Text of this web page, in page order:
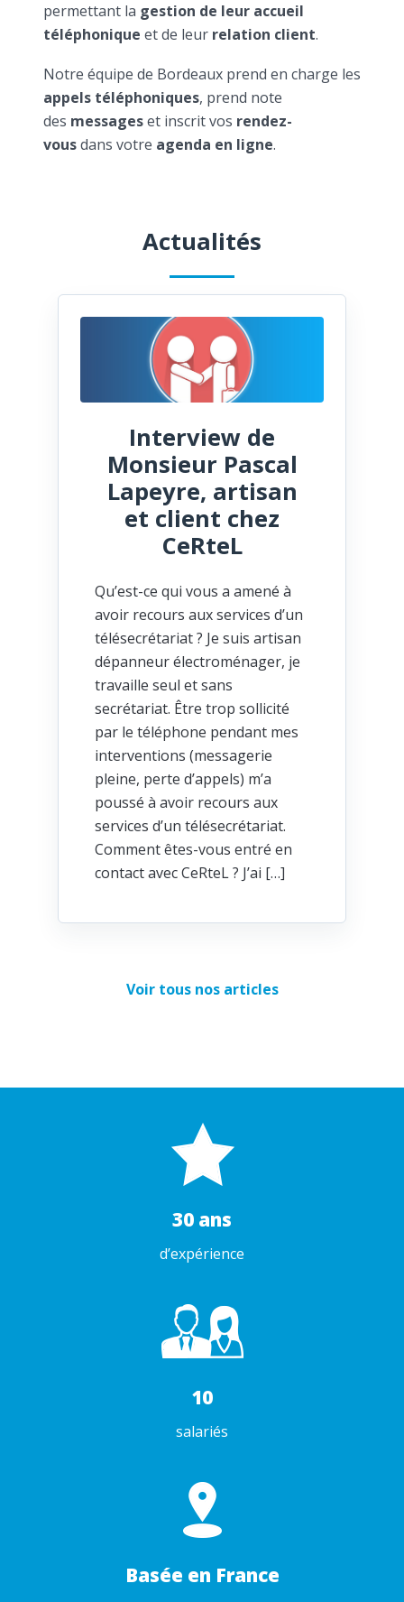
permettant la gestion de leur accueil
téléphonique et de leur relation client.
Notre équipe de Bordeaux prend en charge les
appels téléphoniques, prend note
des messageset inscrit vos rendez-
vousdans votre agenda en ligne.
Actualités
Interview de
Monsieur Pascal
Lapeyre, artisan
et client chez
CeRteL
Qu’est-ce qui vous a amené à
avoir recours aux services d’un
télésecrétariat ? Je suis artisan
dépanneur électroménager, je
travaille seul et sans
secrétariat. Être trop sollicité
par le téléphone pendant mes
interventions (messagerie
pleine, perte d’appels) m’a
poussé à avoir recours aux
services d’un télésecrétariat.
Comment êtes-vous entré en
contact avec CeRteL ? J’ai […]
Voir tous nos articles
30 ans
d’expérience
10
salariés
Basée en France